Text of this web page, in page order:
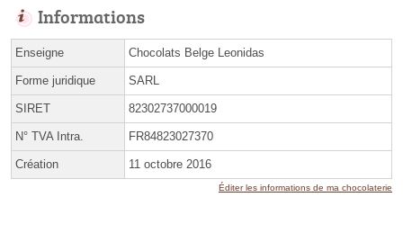
Informations
Enseigne Chocolats Belge Leonidas
Forme juridique SARL
SIRET 82302737000019
N° TVA Intra. FR84823027370
Création 11 octobre 2016
Éditer les informations de ma chocolaterie